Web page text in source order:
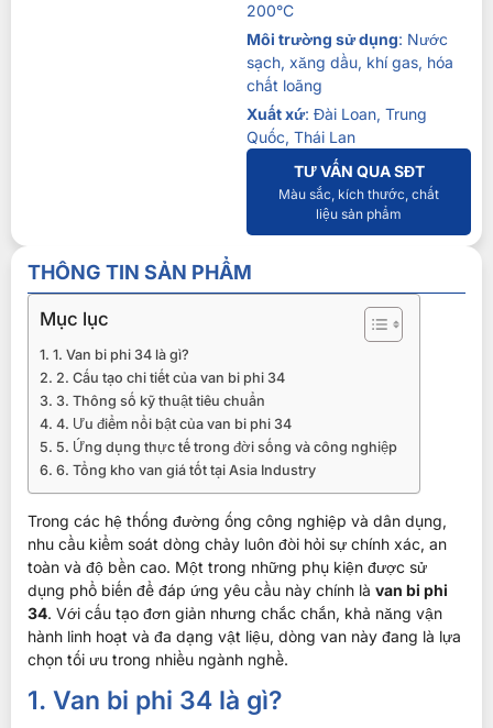
200°C
Môi trường sử dụng: Nước
sạch, xăng dầu, khí gas, hóa
chất loãng
Xuất xứ: Đài Loan, Trung
Quốc, Thái Lan
TƯ VẤN QUA SĐT
Màu sắc, kích thước, chất
liệu sản phẩm
THÔNG TIN SẢN PHẨM
Mục lục
1. Van bi phi 34 là gì?
2. Cấu tạo chi tiết của van bi phi 34
3. Thông số kỹ thuật tiêu chuẩn
4. Ưu điểm nổi bật của van bi phi 34
5. Ứng dụng thực tế trong đời sống và công nghiệp
6. Tổng kho van giá tốt tại Asia Industry
Trong các hệ thống đường ống công nghiệp và dân dụng,
nhu cầu kiểm soát dòng chảy luôn đòi hỏi sự chính xác, an
toàn và độ bền cao. Một trong những phụ kiện được sử
dụng phổ biến để đáp ứng yêu cầu này chính là van bi phi
34. Với cấu tạo đơn giản nhưng chắc chắn, khả năng vận
hành linh hoạt và đa dạng vật liệu, dòng van này đang là lựa
chọn tối ưu trong nhiều ngành nghề.
1. Van bi phi 34 là gì?